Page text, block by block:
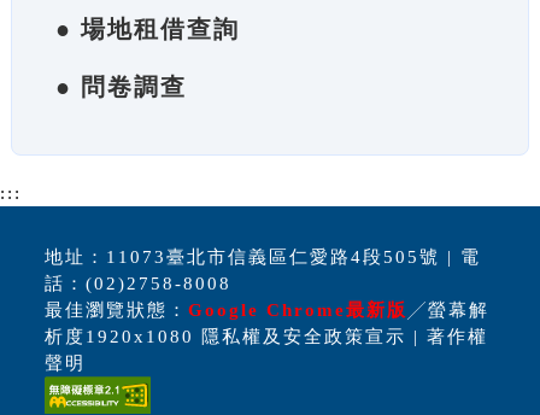
● 場地租借查詢
● 問卷調查
:::
地址：11073臺北市信義區仁愛路4段505號 | 電
話：(02)2758-8008
最佳瀏覽狀態：Google Chrome最新版 ╱螢幕解
析度1920x1080 隱私權及安全政策宣示 | 著作權
聲明